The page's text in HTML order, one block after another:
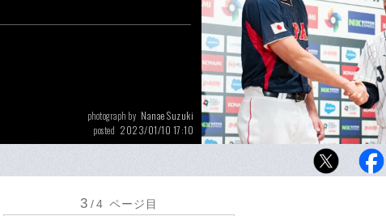
photograph by Nanae Suzuki
posted 2023/01/10 17:10
WBCに臨む記者会見でがっちりと握
3 /4 ページ目